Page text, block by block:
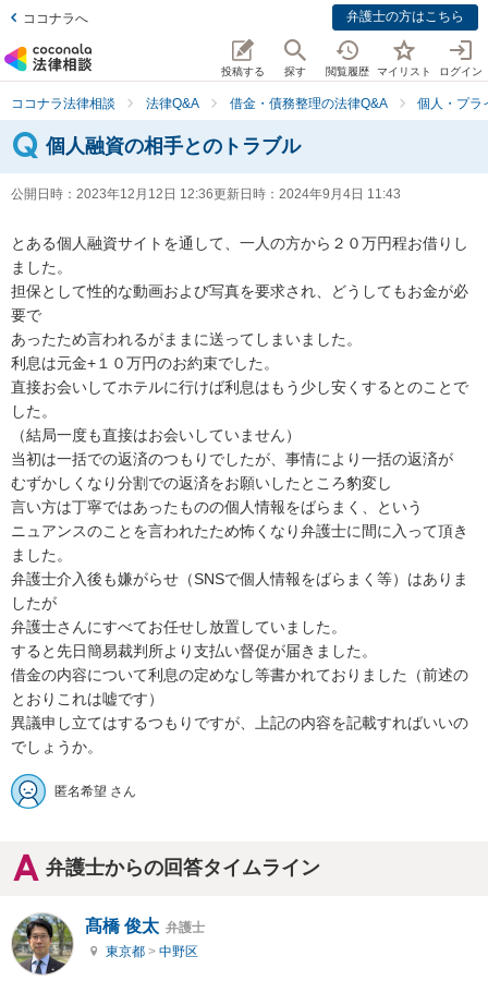
ココナラへ 弁護士の方はこちら
投稿する 探す 閲覧履歴 マイリスト ログイン
ココナラ法律相談 法律Q&A 借金・債務整理の法律Q&A 個人・プラ
個人融資の相手とのトラブル
公開日時： 2023年12月12日 12:36更新日時： 2024年9月4日 11:43
とある個人融資サイトを通して、一人の方から２０万円程お借りし
ました。
担保として性的な動画および写真を要求され、どうしてもお金が必
要で
あったため言われるがままに送ってしまいました。
利息は元金+１０万円のお約束でした。
直接お会いしてホテルに行けば利息はもう少し安くするとのことで
した。
（結局一度も直接はお会いしていません）
当初は一括での返済のつもりでしたが、事情により一括の返済が
むずかしくなり分割での返済をお願いしたところ豹変し
言い方は丁寧ではあったものの個人情報をばらまく、という
ニュアンスのことを言われたため怖くなり弁護士に間に入って頂き
ました。
弁護士介入後も嫌がらせ（SNSで個人情報をばらまく等）はありま
したが
弁護士さんにすべてお任せし放置していました。
すると先日簡易裁判所より支払い督促が届きました。
借金の内容について利息の定めなし等書かれておりました（前述の
とおりこれは嘘です）
異議申し立てはするつもりですが、上記の内容を記載すればいいの
でしょうか。
匿名希望 さん
弁護士からの回答タイムライン
髙橋 俊太 弁護士
東京都 > 中野区